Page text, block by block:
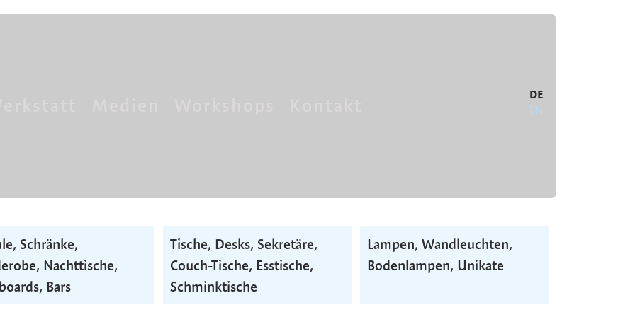
DE
EN
Schränke,
Nacht­tische,
Bars
Tische, Desks, Sekretäre,
Couch-Tische, Esstische,
Schminktische
Lampen, Wand­leuchten,
Boden­lampen, Unikate